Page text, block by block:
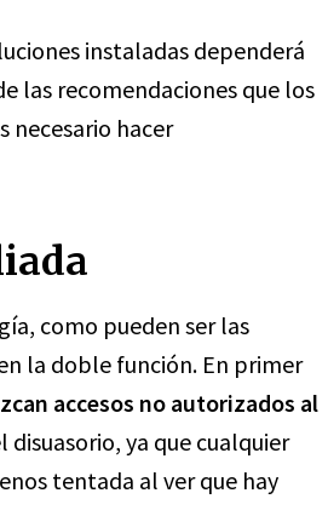
instaladas dependerá
las recomendaciones que los
necesario hacer
como pueden ser las
la doble función. En primer
accesos no autorizados al
ya que cualquier
tentada al ver que hay